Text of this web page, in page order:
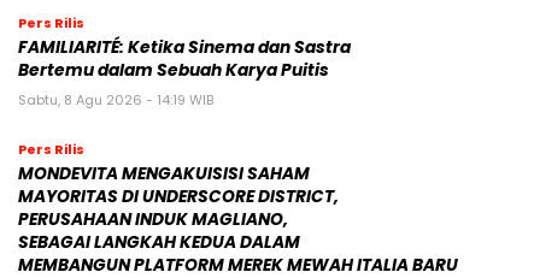
Pers Rilis
FAMILIARITÉ: Ketika Sinema dan Sastra
Bertemu dalam Sebuah Karya Puitis
Sabtu, 8 Agu 2026 - 14:19 WIB
Pers Rilis
MONDEVITA MENGAKUISISI SAHAM
MAYORITAS DI UNDERSCORE DISTRICT,
PERUSAHAAN INDUK MAGLIANO,
SEBAGAI LANGKAH KEDUA DALAM
MEMBANGUN PLATFORM MEREK MEWAH ITALIA BARU